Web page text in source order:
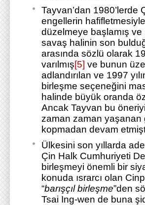
Tayvan’dan 1980’lerde
engellerin
düzelmeye başlamış ve
savaş halinin son
arasında sözlü olarak
varılmış[5] ve bunun
adlandırılan ve 1997
birleşme seçeneğini
halinde büyük oranda
Ancak Tayvan bu
zaman zaman yaşanan
kopmadan devam
Ülkesini son yıllarda
Çin Halk Cumhuriyeti
birleşmeyi önemli bir
konuda ısrarcı olan
“barışçıl birleşme”den
Tsai Ing-wen de buna